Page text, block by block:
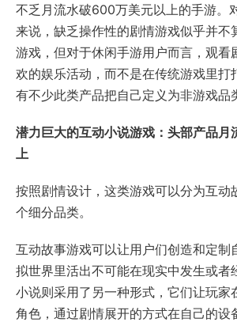
不乏月流水破600万美元以上的手游。
来说，缺乏操作性的剧情游戏似乎并不
游戏，但对于休闲手游用户而言，观看
欢的娱乐活动，而不是在传统游戏里打
有不少此类产品把自己定义为非游戏品
潜力巨大的互动小说游戏：头部产品
上
按照剧情设计，这类游戏可以分为互动
个细分品类。
互动故事游戏可以让用户们创造和定制
拟世界里活出不可能在现实中发生或者
小说则采用了另一种形式，它们让玩家
角色，通过剧情展开的方式在自己的设